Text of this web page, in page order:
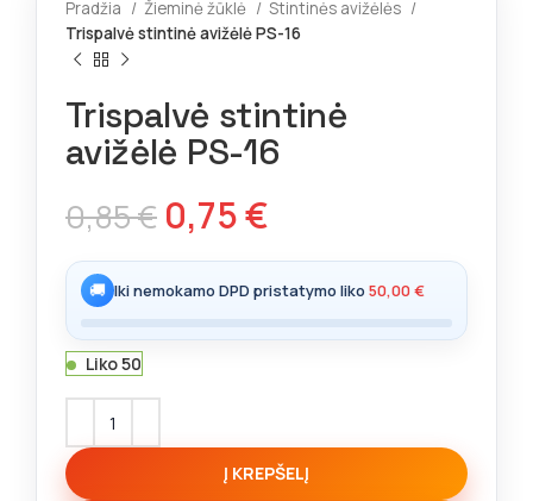
Pradžia Žieminė žūklė
Stintinės avižėlės
Trispalvė stintinė avižėlė PS-16
Trispalvė stintinė
avižėlė PS-16
0,85€ 0,75€
🚚 Iki nemokamo DPD pristatymo liko 50,00€
Liko 50
Į KREPŠELĮ